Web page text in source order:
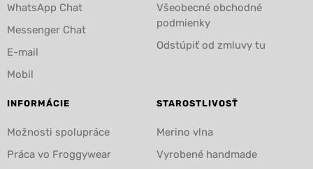
WhatsApp Chat
Messenger Chat
E-mail
Mobil
Všeobecné obchodné
podmienky
Odstúpiť od zmluvy tu
INFORMÁCIE
Možnosti spolupráce
Práca vo Froggywear
STAROSTLIVOSŤ
Merino vlna
Vyrobené handmade